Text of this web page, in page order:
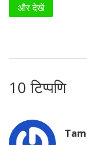
और देखें
10 टिप्पणि